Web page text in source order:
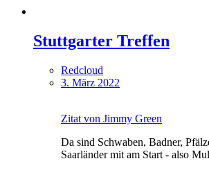
Stuttgarter Treffen
Redcloud
3. März 2022
Zitat von Jimmy Green
Da sind Schwaben, Badner,
Saarländer mit am Start - also